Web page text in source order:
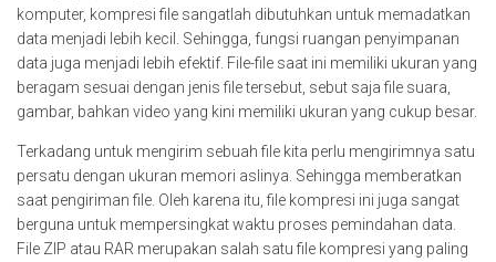
komputer, kompresi file sangatlah dibutuhkan untuk memadatkan
data menjadi lebih kecil. Sehingga, fungsi ruangan penyimpanan
data juga menjadi lebih efektif. File-file saat ini memiliki ukuran yang
beragam sesuai dengan jenis file tersebut, sebut saja file suara,
gambar, bahkan video yang kini memiliki ukuran yang cukup besar.
Terkadang untuk mengirim sebuah file kita perlu mengirimnya satu
persatu dengan ukuran memori aslinya. Sehingga memberatkan
saat pengiriman file. Oleh karena itu, file kompresi ini juga sangat
berguna untuk mempersingkat waktu proses pemindahan data.
File ZIP atau RAR merupakan salah satu file kompresi yang paling